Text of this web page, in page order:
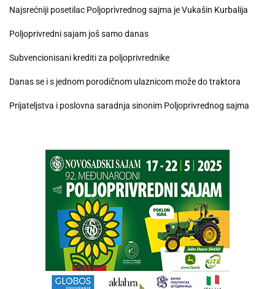
Najsrećniji posetilac Poljoprivrednog sajma je Vukašin Kurbalija
Poljoprivredni sajam još samo danas
Subvencionisani krediti za poljoprivrednike
Danas se i s jednom porodičnom ulaznicom može do traktora
Prijateljstva i poslovna saradnja sinonim Poljoprivrednog sajma